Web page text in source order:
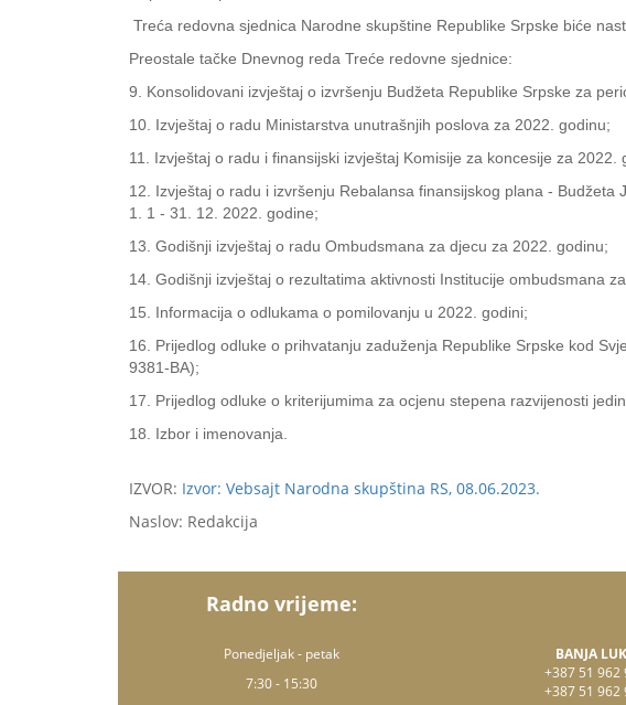
Treća redovna sjednica Narodne skupštine Republike Srpske biće
Preostale tačke Dnevnog reda Treće redovne sjednice:
9. Konsolidovani izvještaj o izvršenju Budžeta Republike Srpske za
10. Izvještaj o radu Ministarstva unutrašnjih poslova za 2022. godinu;
11. Izvještaj o radu i finansijski izvještaj Komisije za koncesije za 2022.
12. Izvještaj o radu i izvršenju Rebalansa finansijskog plana -
1. 1 - 31. 12. 2022. godine;
13. Godišnji izvještaj o radu Ombudsmana za djecu za 2022. godinu;
14. Godišnji izvještaj o rezultatima aktivnosti Institucije ombudsmana
15. Informacija o odlukama o pomilovanju u 2022. godini;
16. Prijedlog odluke o prihvatanju zaduženja Republike Srpske kod
9381-BA);
17. Prijedlog odluke o kriterijumima za ocjenu stepena razvijenosti
18. Izbor i imenovanja.
IZVOR: Izvor: Vebsajt Narodna skupština RS, 08.06.2023.
Naslov: Redakcija
Radno vrijeme:
Ponedjeljak - petak
7:30 - 15:30
BANJA
+387 51 962
+387 51 962